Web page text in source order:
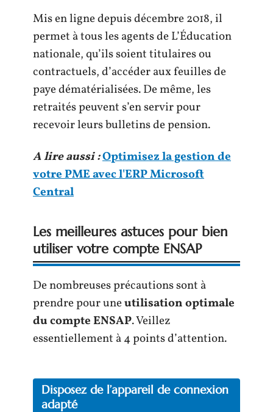
Mis en ligne depuis décembre 2018, il
permet à tous les agents de L’Éducation
nationale, qu’ils soient titulaires ou
contractuels, d’accéder aux feuilles de
paye dématérialisées. De même, les
retraités peuvent s’en servir pour
recevoir leurs bulletins de pension.
A lire aussi :Optimisez la gestion de
votre PME avec l'ERP Microsoft
Central
Les meilleures astuces pour bien
utiliser votre compte ENSAP
De nombreuses précautions sont à
prendre pour uneutilisation optimale
du compte ENSAP. Veillez
essentiellement à 4 points d’attention.
Disposez de l’appareil de connexion
adapté